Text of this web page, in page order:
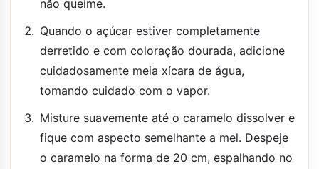
não queime.
Quando o açúcar estiver completamente
derretido e com coloração dourada, adicione
cuidadosamente meia xícara de água,
tomando cuidado com o vapor.
Misture suavemente até o caramelo dissolver e
fique com aspecto semelhante a mel. Despeje
o caramelo na forma de 20 cm, espalhando no